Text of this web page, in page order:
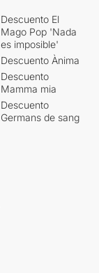
Descuento El
Mago Pop 'Nada
es imposible'
Descuento Ànima
Descuento
Mamma mia
Descuento
Germans de sang